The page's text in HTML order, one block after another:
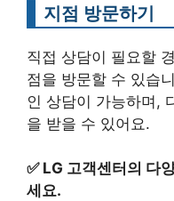
지점 방문하기
직접 상담이 필요할
점을 방문할 수 있습
인 상담이 가능하며,
을 받을 수 있어요.
✅ LG 고객센터의 다
세요.